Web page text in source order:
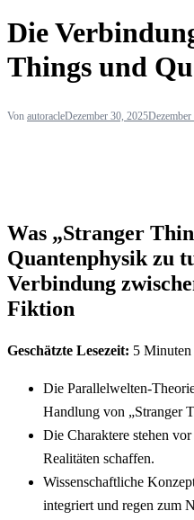
Die
Things und
Von autoracleDezember 30, 2025
Was „Stranger
Quantenphysik zu
Verbindung
Fiktion
Geschätzte Lesezeit: 5 Minuten
Die Parallelwelten-
Handlung von „Stranger
Die Charaktere stehen
Realitäten schaffen.
Wissenschaftliche
integriert und regen zum